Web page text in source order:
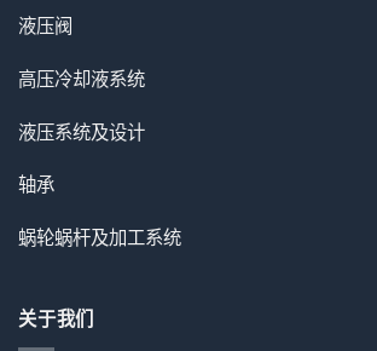
液压阀
高压冷却液系统
液压系统及设计
轴承
蜗轮蜗杆及加工系统
关于我们